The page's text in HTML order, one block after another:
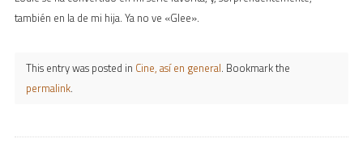
también en la de mi hija. Ya no ve «Glee».
This entry was posted in Cine, así en general. Bookmark the
permalink.